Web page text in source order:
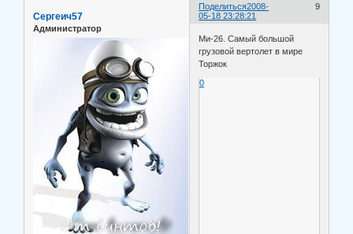
Поделиться 9
2008-
05-18 23:28:21
Сергеич57
Администратор
Ми-26. Самый большой
грузовой вертолет в мире
Торжок
0